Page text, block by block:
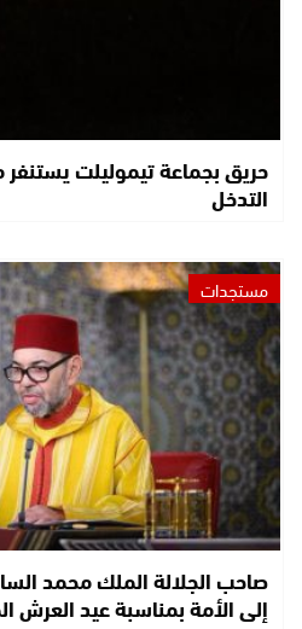
حريق بجماعة تيموليلت
التدخل
مستجدات
صاحب الجلالة الملك محمد
إلى الأمة بمناسبة عيد العرش